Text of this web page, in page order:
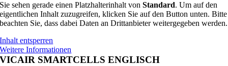
Sie sehen gerade einen Platzhalterinhalt vonStandard. Um auf den
eigentlichen Inhalt zuzugreifen, klicken Sie auf den Button unten. Bitte
beachten Sie, dass dabei Daten an Drittanbieter weitergegeben werden.
Inhalt entsperren
Weitere Informationen
VICAIR SMARTCELLS ENGLISCH